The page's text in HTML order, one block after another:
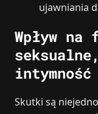
ujawniania
Wpływ na
intymność
Skutki są